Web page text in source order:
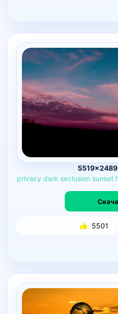
5519×2489
privacy dark seclusion sunset
5501